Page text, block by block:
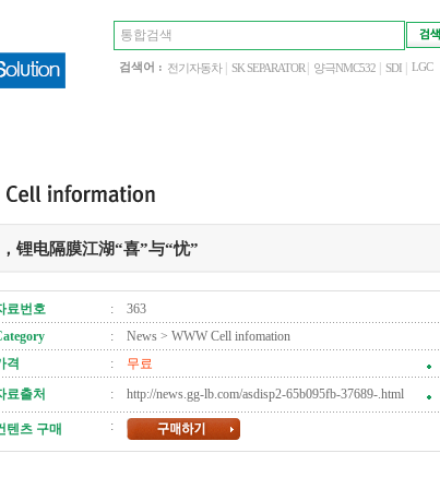
검색어 : 전기자동차 SK SEPARATOR 양극NMC532 SDI LGC
锂电隔膜江湖“喜”与“忧”
료번호
: 363
: News > WWW Cell infomation
격
: 무료
료출처
: http://news.gg-lb.com/asdisp2-65b095fb-37689-.html
텐츠 구매 :